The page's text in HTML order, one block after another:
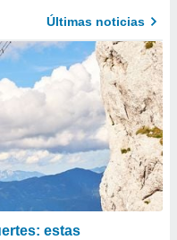
Últimas noticias
estas